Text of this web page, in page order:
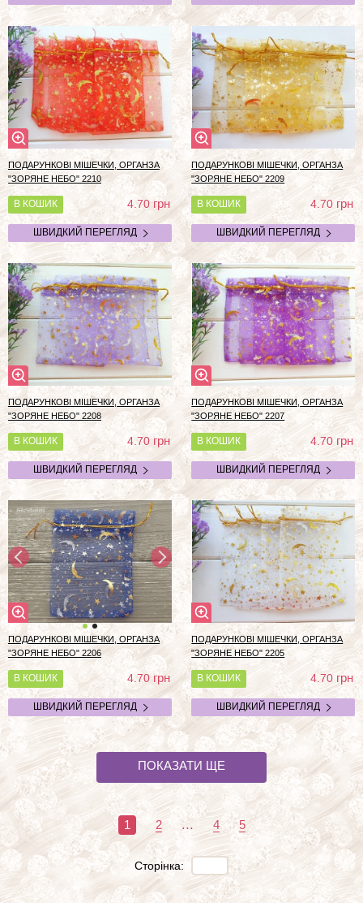
ПОДАРУНКОВІ МІШЕЧКИ, ОРГАНЗА
"ЗОРЯНЕ НЕБО" 2210
В КОШИК 4.70грн
ШВИДКИЙ ПЕРЕГЛЯД
ПОДАРУНКОВІ МІШЕЧКИ, ОРГАНЗА
"ЗОРЯНЕ НЕБО" 2209
В КОШИК 4.70грн
ШВИДКИЙ ПЕРЕГЛЯД
ПОДАРУНКОВІ МІШЕЧКИ, ОРГАНЗА
"ЗОРЯНЕ НЕБО" 2208
В КОШИК 4.70грн
ШВИДКИЙ ПЕРЕГЛЯД
ПОДАРУНКОВІ МІШЕЧКИ, ОРГАНЗА
"ЗОРЯНЕ НЕБО" 2207
В КОШИК 4.70грн
ШВИДКИЙ ПЕРЕГЛЯД
ПОДАРУНКОВІ МІШЕЧКИ, ОРГАНЗА
"ЗОРЯНЕ НЕБО" 2206
В КОШИК 4.70грн
ШВИДКИЙ ПЕРЕГЛЯД
ПОДАРУНКОВІ МІШЕЧКИ, ОРГАНЗА
"ЗОРЯНЕ НЕБО" 2205
В КОШИК 4.70грн
ШВИДКИЙ ПЕРЕГЛЯД
ПОКАЗАТИ ЩЕ
1 2 ... 4 5
Сторінка: